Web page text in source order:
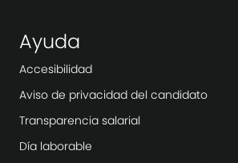
Ayuda
Accesibilidad
Aviso de privacidad del candidato
Transparencia salarial
Día laborable